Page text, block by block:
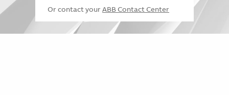
Or contact your ABB Contact Center